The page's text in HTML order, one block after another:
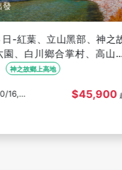
發
-黑部峽谷小火車、飛驒
作DIY、童話合掌村、兼
湯雙溫泉
俗村、吉祥物手作DIY
$49,900